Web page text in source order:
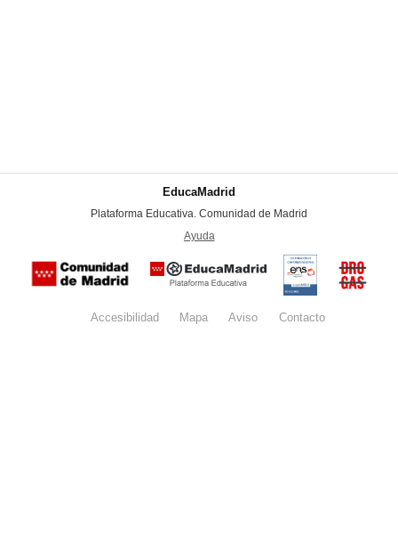
EducaMadrid
Plataforma Educativa. Comunidad de Madrid
Ayuda
Certificación
conformidad
con el
Nacional de
Seguridad
del
Accesibilidad Mapa Aviso legalContacto